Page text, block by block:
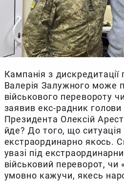
Кампанія з
Валерія Залужного може
військового перевороту
заявив екс-радник голови
Президента Олексій
йде? До того, що
екстраординарно якось.
увазі під
військовий переворот,
умовно кажучи, якесь